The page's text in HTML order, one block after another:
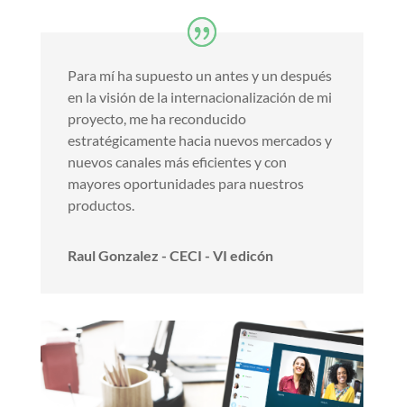
Para mí ha supuesto un antes y un después
en la visión de la internacionalización de mi
proyecto, me ha reconducido
estratégicamente hacia nuevos mercados y
nuevos canales más eficientes y con
mayores oportunidades para nuestros
productos.
Raul Gonzalez - CECI - VI edicón